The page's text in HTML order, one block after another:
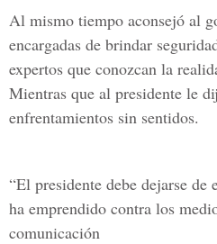
Al mismo tiempo aconsejó al
encargadas de brindar
expertos que conozcan la
Mientras que al presidente le
enfrentamientos sin sentidos.
“El presidente debe dejarse de
ha emprendido contra los
comunicación